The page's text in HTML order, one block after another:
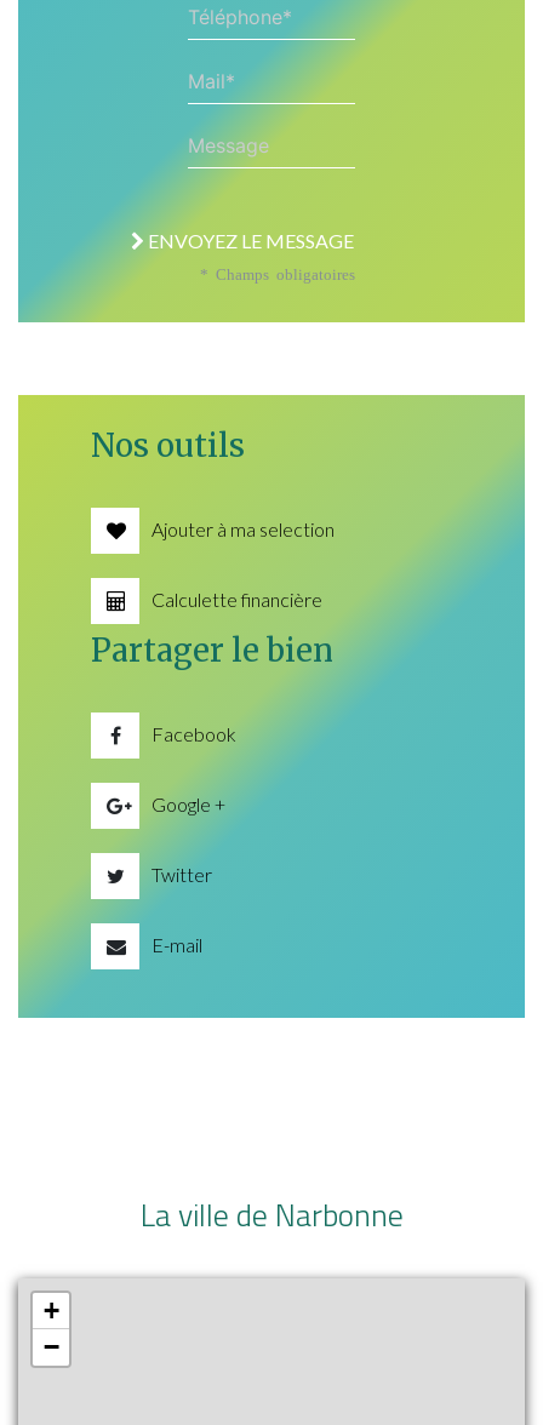
Téléphone*
Mail*
Message
ENVOYEZ LE MESSAGE
* Champs obligatoires
Nos outils
Ajouter à ma selection
Calculette financière
Partager le bien
Facebook
Google +
Twitter
E-mail
La ville de Narbonne
+
−